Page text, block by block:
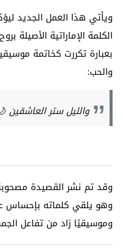
ويأتي هذا العمل الجديد
الكلمة الإماراتية الأصيلة
بعبارة تكررت كخاتمة
والحب:
والليل ستر العاشقين
وقد تم نشر القصيدة
وهو يلقي كلماته بإحساس
وموسيقيًا زاد من تفاعل